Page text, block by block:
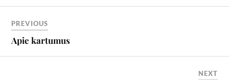
PREVIOUS
Apie kartumus
NEXT